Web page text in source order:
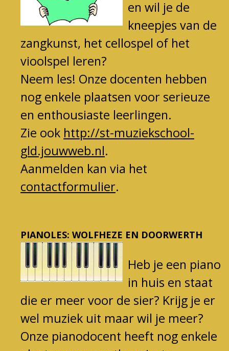
en wil je de
kneepjes van de
zangkunst, het cellospel of het
vioolspel leren?
Neem les! Onze docenten hebben
nog enkele plaatsen voor serieuze
en enthousiaste leerlingen.
Zie ook http://st-muziekschool-
gld.jouwweb.nl.
Aanmelden kan via het
contactformulier.
PIANOLES: WOLFHEZE EN DOORWERTH
Heb je een piano
in huis en staat
die er meer voor de sier? Krijg je er
wel muziek uit maar wil je meer?
Onze pianodocent heeft nog enkele